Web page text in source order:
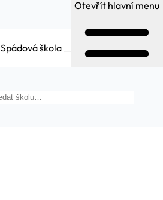
Spádová škola
Otevřít hlavní menu